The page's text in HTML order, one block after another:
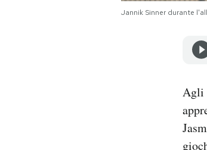
Jannik Sinner durante
Agli